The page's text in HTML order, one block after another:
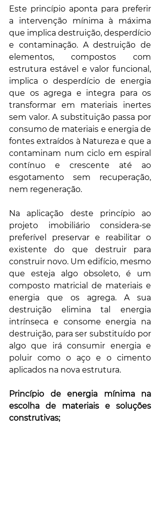
Este princípio aponta para preferir
a intervenção mínima à máxima
que implica destruição, desperdício
e contaminação. A destruição de
elementos, compostos com
estrutura estável e valor funcional,
implica o desperdício de energia
que os agrega e integra para os
transformar em materiais inertes
sem valor. A substituição passa por
consumo de materiais e energia de
fontes extraídos à Natureza e que a
contaminam num ciclo em espiral
contínuo e crescente até ao
esgotamento sem recuperação,
nem regeneração.
Na aplicação deste princípio ao
projeto imobiliário considera-se
preferível preservar e reabilitar o
existente do que destruir para
construir novo. Um edifício, mesmo
que esteja algo obsoleto, é um
composto matricial de materiais e
energia que os agrega. A sua
destruição elimina tal energia
intrínseca e consome energia na
destruição, para ser substituído por
algo que irá consumir energia e
poluir como o aço e o cimento
aplicados na nova estrutura.
Princípio de energia mínima na
escolha de materiais e soluções
construtivas;